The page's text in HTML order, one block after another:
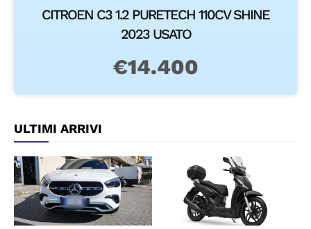
CITROEN C3 1.2 PURETECH 110CV SHINE
2023 USATO
€14.400
ULTIMI ARRIVI